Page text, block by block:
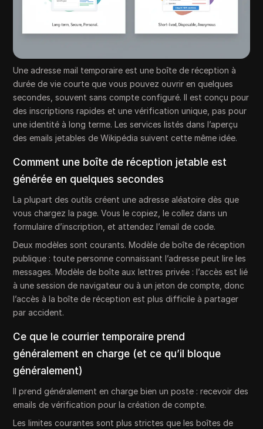
Une adresse mail temporaire est une boîte de réception à
durée de vie courte que vous pouvez ouvrir en quelques
secondes, souvent sans compte configuré. Il est conçu pour
des inscriptions rapides et une vérification unique, pas pour
une identité à long terme. Les services listés dans l’aperçu
des emails jetables de Wikipédia suivent cette même idée.
Comment une boîte de réception jetable est
générée en quelques secondes
La plupart des outils créent une adresse aléatoire dès que
vous chargez la page. Vous le copiez, le collez dans un
formulaire d’inscription, et attendez l’email de code.
Deux modèles sont courants. Modèle de boîte de réception
publique : toute personne connaissant l’adresse peut lire les
messages. Modèle de boîte aux lettres privée : l’accès est lié
à une session de navigateur ou à un jeton de compte, donc
l’accès à la boîte de réception est plus difficile à partager
par accident.
Ce que le courrier temporaire prend
généralement en charge (et ce qu’il bloque
généralement)
Il prend généralement en charge bien un poste : recevoir des
emails de vérification pour la création de compte.
Les limites courantes sont plus strictes que les boîtes de